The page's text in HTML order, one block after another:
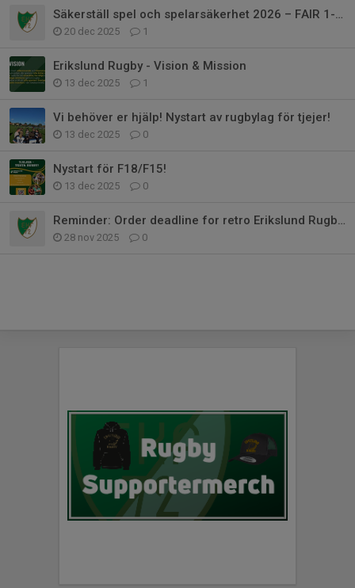
Säkerställ spel och spelarsäkerhet 2026 – FAIR 1-utbildning i februari
20 dec 2025 1
Erikslund Rugby - Vision & Mission
13 dec 2025 1
Vi behöver er hjälp! Nystart av rugbylag för tjejer!
13 dec 2025 0
Nystart för F18/F15!
13 dec 2025 0
Reminder: Order deadline for retro Erikslund Rugby Jersey
28 nov 2025 0